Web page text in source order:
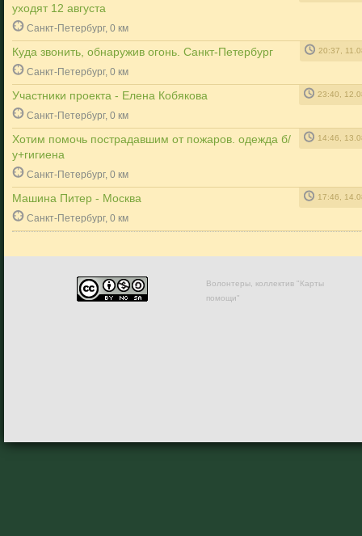
уходят 12 августа
Санкт-Петербург, 0 км
Куда звонить, обнаружив огонь. Санкт-Петербург 20:37,
Санкт-Петербург, 0 км
Участники проекта - Елена Кoбякова 23:40,
Санкт-Петербург, 0 км
Хотим помочь пострадавшим от пожаров. одежда б/
у+гигиена
14:46,
Санкт-Петербург, 0 км
Машина Питер - Москва 17:46,
Санкт-Петербург, 0 км
Волонтеры, коллектив "Карты
помощи"